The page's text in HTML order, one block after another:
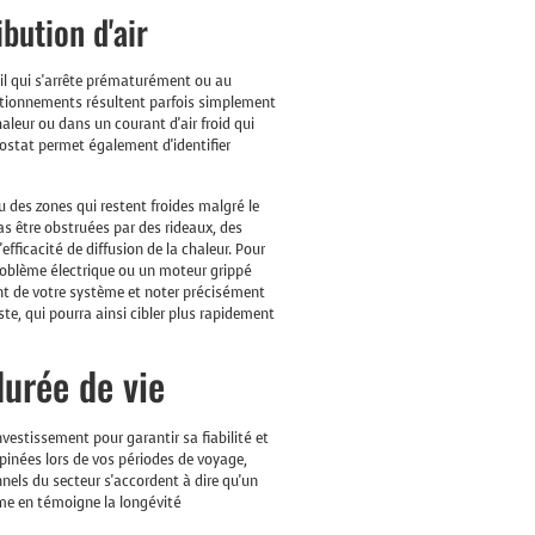
d'air
qui s'arrête prématurément ou au
résultent parfois simplement
ou dans un courant d'air froid qui
permet également d'identifier
zones qui restent froides malgré le
être obstruées par des rideaux, des
de diffusion de la chaleur. Pour
électrique ou un moteur grippé
de votre système et noter précisément
qui pourra ainsi cibler plus rapidement
de vie
pour garantir sa fiabilité et
lors de vos périodes de voyage,
du secteur s'accordent à dire qu'un
en témoigne la longévité